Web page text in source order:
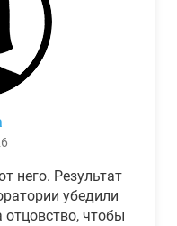
него. Результат
убедили
отцовство, чтобы